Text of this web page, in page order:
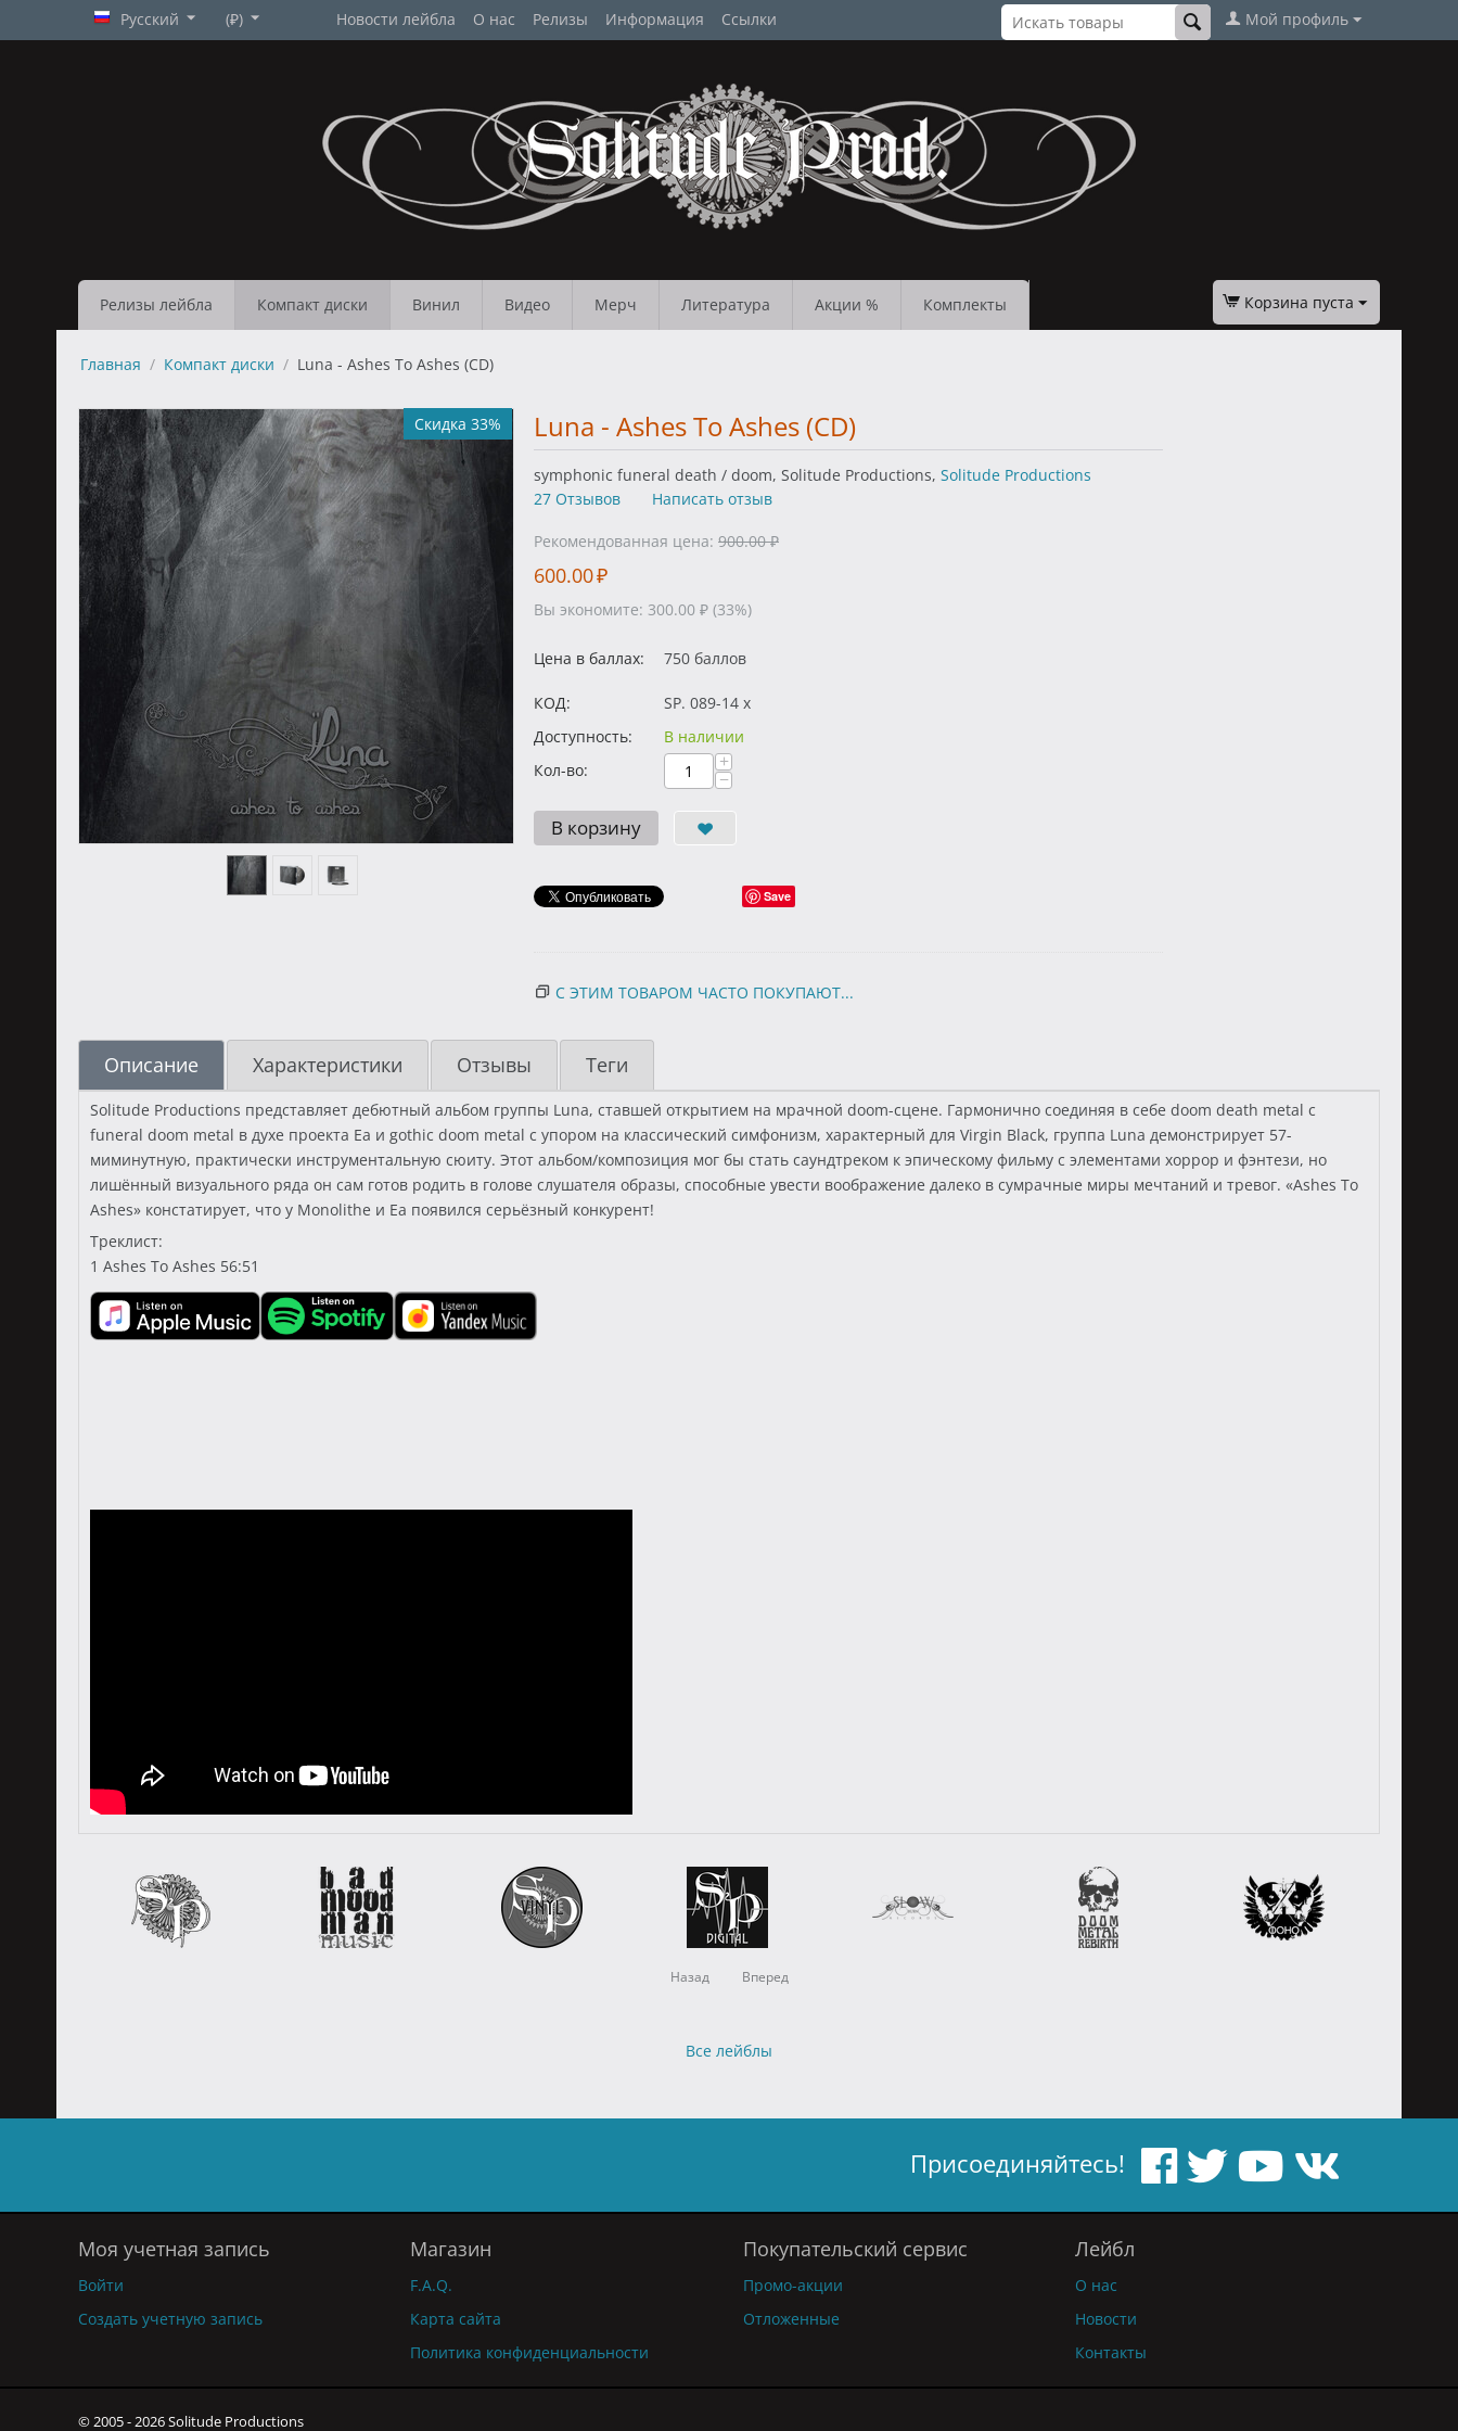
Русский (₽) Новости лейбла О нас Релизы Информация Ссылки Мой профиль
Релизы лейбла Компакт диски Винил Видео Мерч Литература Акции % Комплекты Корзина пуста
Главная / Компакт диски / Luna - Ashes To Ashes (CD)
Скидка 33% Luna - Ashes To Ashes (CD)
symphonic funeral death / doom, Solitude Productions, Solitude Productions
27 Отзывов
Написать отзыв
Рекомендованная цена: 900.00 ₽
600.00₽
Вы экономите: 300.00 ₽ (33%)
Цена в баллах: 750 баллов
КОД:
SP. 089-14 x
Доступность:
В наличии
Кол-во:
+
−
В корзину
Save
С ЭТИМ ТОВАРОМ ЧАСТО ПОКУПАЮТ...
Описание Характеристики Отзывы Теги
Solitude Productions представляет дебютный альбом группы Luna, ставшей открытием на мрачной doom-сцене. Гармонично соединяя в себе doom death metal с
funeral doom metal в духе проекта Ea и gothic doom metal с упором на классический симфонизм, характерный для Virgin Black, группа Luna демонстрирует 57-
миминутную, практически инструментальную сюиту. Этот альбом/композиция мог бы стать саундтреком к эпическому фильму с элементами хоррор и фэнтези, но
лишённый визуального ряда он сам готов родить в голове слушателя образы, способные увести воображение далеко в сумрачные миры мечтаний и тревог. «Ashes To
Ashes» констатирует, что у Monolithe и Ea появился серьёзный конкурент!
Треклист:
1 Ashes To Ashes 56:51
Назад Вперед
Все лейблы
Присоединяйтесь!
Моя учетная запись
Войти
Создать учетную запись
Магазин
F.A.Q.
Карта сайта
Политика конфиденциальности
Покупательский сервис
Промо-акции
Отложенные
Лейбл
О нас
Новости
Контакты
© 2005 - 2026 Solitude Productions